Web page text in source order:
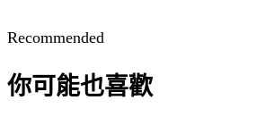
Recommended
你可能也喜歡